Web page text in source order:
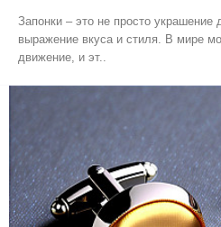
Запонки – это не просто украшение
выражение вкуса и стиля. В мире
движение, и эт..